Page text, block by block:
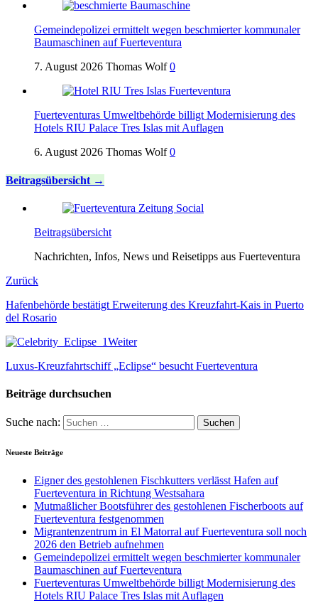
Gemeindepolizei ermittelt wegen beschmierter kommunaler
Baumaschinen auf Fuerteventura
7. August 2026 Thomas Wolf 0
Fuerteventuras Umweltbehörde billigt Modernisierung des
Hotels RIU Palace Tres Islas mit Auflagen
6. August 2026 Thomas Wolf 0
Beitragsübersicht
Beitragsübersicht
Nachrichten, Infos, News und Reisetipps aus Fuerteventura
Zurück
Hafenbehörde bestätigt Erweiterung des Kreuzfahrt-Kais in Puerto
del Rosario
Weiter
Luxus-Kreuzfahrtschiff „Eclipse“ besucht Fuerteventura
Beiträge durchsuchen
Suche nach:
Neueste Beiträge
Eigner des gestohlenen Fischkutters verlässt Hafen auf
Fuerteventura in Richtung Westsahara
Mutmaßlicher Bootsführer des gestohlenen Fischerboots auf
Fuerteventura festgenommen
Migrantenzentrum in El Matorral auf Fuerteventura soll noch
2026 den Betrieb aufnehmen
Gemeindepolizei ermittelt wegen beschmierter kommunaler
Baumaschinen auf Fuerteventura
Fuerteventuras Umweltbehörde billigt Modernisierung des
Hotels RIU Palace Tres Islas mit Auflagen